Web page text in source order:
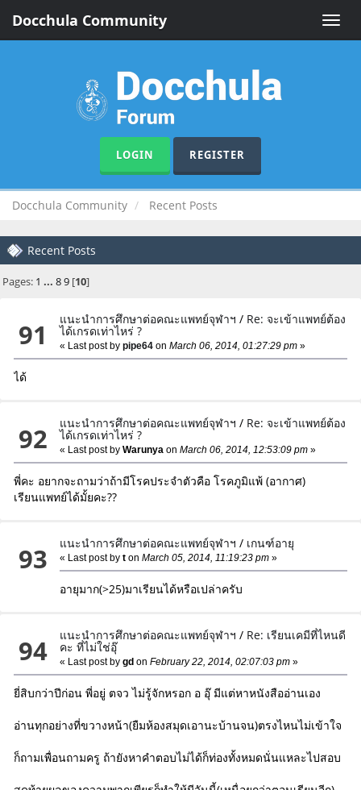
Toggle
Docchula Community
LOGIN REGISTER
Docchula Community Recent Posts
Recent Posts
Pages: 1 ... 8 9[10]
91 แนะนำการศึกษาต่อคณะแพทย์จุฬาฯ / Re: จะเข้าแพทย์ต้อง
ได้เกรดเท่าไหร่ ?
« Last post bypipe64 on March 06, 2014, 01:27:29 pm »
ได้
92 แนะนำการศึกษาต่อคณะแพทย์จุฬาฯ / Re: จะเข้าแพทย์ต้อง
ได้เกรดเท่าไหร่ ?
« Last post byWarunyaon March 06, 2014, 12:53:09 pm »
พี่คะ อยากจะถามว่าถ้ามีโรคประจำตัวคือ โรคภูมิแพ้ (อากาศ)
เรียนแพทย์ได้มั้ยคะ??
93 แนะนำการศึกษาต่อคณะแพทย์จุฬาฯ / เกนฑ์อายุ
« Last post byton March 05, 2014, 11:19:23 pm »
อายุมาก(>25)มาเรียนได้หรือเปล่าครับ
94 แนะนำการศึกษาต่อคณะแพทย์จุฬาฯ / Re: เรียนเคมีที่ไหนดี
คะ ที่ไม่ใช่อุ๊
« Last post bygdon February 22, 2014, 02:07:03 pm »
ยี่สิบกว่าปีก่อน พี่อยู่ ตจว ไม่รู้จักหรอก อ อุ๊ มีแต่หาหนังสืออ่านเอง
อ่านทุกอย่างที่ขวางหน้า(ยืมห้องสมุดเอานะบ้านจน)ตรงไหนไม่เข้าใจ
ก็ถามเพื่อนถามครู ถ้ายังหาคำตอบไม่ได้ก็ท่องทั้งหมดนั่นแหละไปสอบ